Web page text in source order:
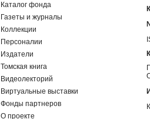
Каталог фонда
Газеты и журналы
Коллекции
Персоналии
Издатели
Томская книга
Видеолекторий
Виртуальные выставки
Фонды партнеров
О проекте